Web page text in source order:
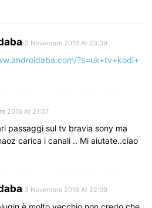
3 Novembre 2016 At 23:39
?s=uk+tv+kodi+
2016 At 21:57
passaggi sul tv bravia sony ma
carica i canali .. Mi aiutate..ciao
3 Novembre 2016 At 22:09